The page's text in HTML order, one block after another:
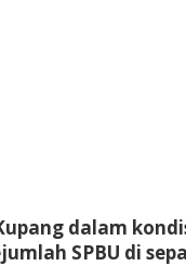
dalam
SPBU di